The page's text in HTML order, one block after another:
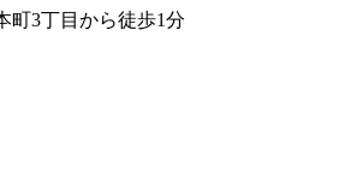
町3丁目から徒歩1分